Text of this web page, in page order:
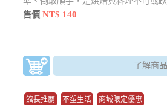
售價NT$ 140
了解商品
館長推薦 不塑生活 商城限定優惠